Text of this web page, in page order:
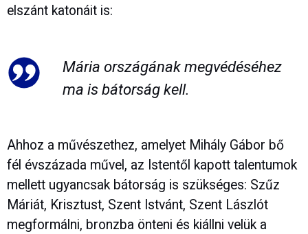
elszánt katonáit is:
Mária országának megvédéséhez
ma is bátorság kell.
Ahhoz a művészethez, amelyet Mihály Gábor bő
fél évszázada művel, az Istentől kapott talentumok
mellett ugyancsak bátorság is szükséges: Szűz
Máriát, Krisztust, Szent Istvánt, Szent Lászlót
megformálni, bronzba önteni és kiállni velük a